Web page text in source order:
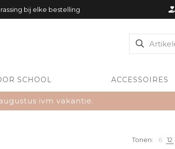
bij elke bestelling
SCHOOL ACCESSOIRES
ivm vakantie.
Tonen: 6 12